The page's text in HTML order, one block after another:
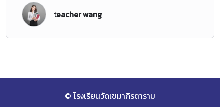
teacher wang
© โรงเรียนวัดเขมาภิรตาราม